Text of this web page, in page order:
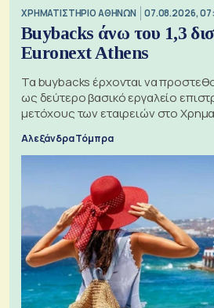
XΡΗΜΑΤΙΣΤΗΡΙΟ ΑΘΗΝΩΝ 07.08.2026,
Buybacks άνω του 1,3
Euronext Athens
Τα buybacks έρχονται να
ως δεύτερο βασικό εργαλείο
μετόχους των εταιρειών στο
Αλεξάνδρα Τόμπρα